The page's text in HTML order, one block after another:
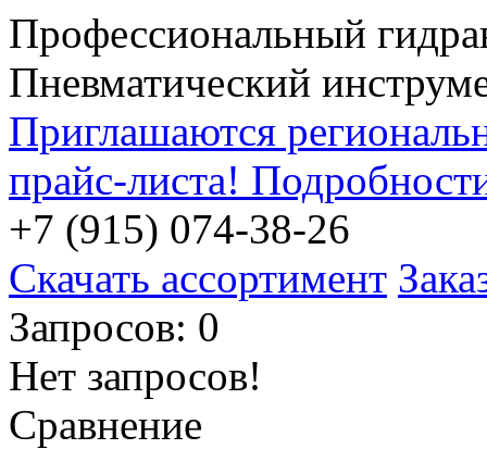
Профессиональный
Пневматический
Приглашаются
прайс-листа!
+7 (915) 074-38-26
Скачать ассортимент
Запросов: 0
Нет запросов!
Сравнение